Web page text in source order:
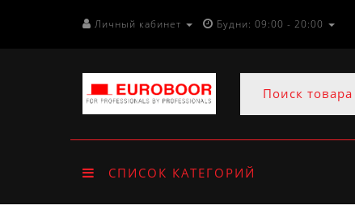
Личный кабинет Будни: 09:00 - 20:00
СПИСОК КАТЕГОРИЙ